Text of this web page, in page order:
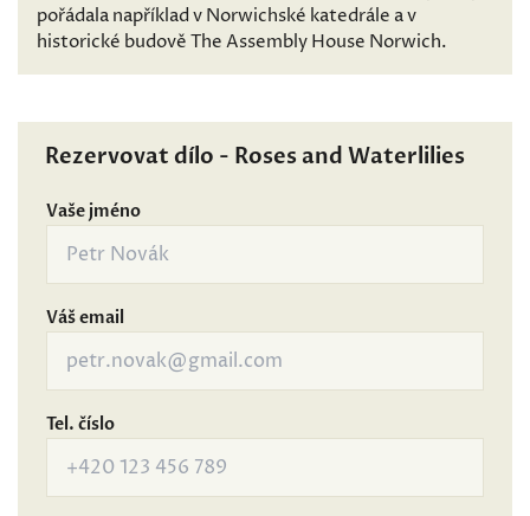
pořádala například v Norwichské katedrále a v
historické budově The Assembly House Norwich.
Rezervovat dílo - Roses and Waterlilies
Vaše jméno
Váš email
Tel. číslo